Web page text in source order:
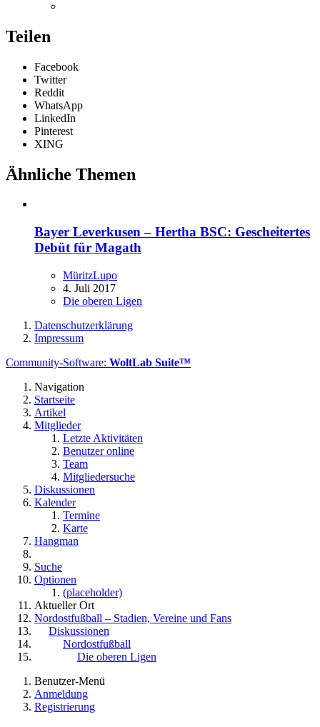
Teilen
Facebook
Twitter
Reddit
WhatsApp
LinkedIn
Pinterest
XING
Ähnliche Themen
Bayer Leverkusen – Hertha BSC: Gescheitertes
Debüt für Magath
MüritzLupo
4. Juli 2017
Die oberen Ligen
Datenschutzerklärung
Impressum
Community-Software: WoltLab Suite™
Navigation
Startseite
Artikel
Mitglieder
Letzte Aktivitäten
Benutzer online
Team
Mitgliedersuche
Diskussionen
Kalender
Termine
Karte
Hangman
Suche
Optionen
(placeholder)
Aktueller Ort
Nordostfußball – Stadien, Vereine und Fans
Diskussionen
Nordostfußball
Die oberen Ligen
Benutzer-Menü
Anmeldung
Registrierung